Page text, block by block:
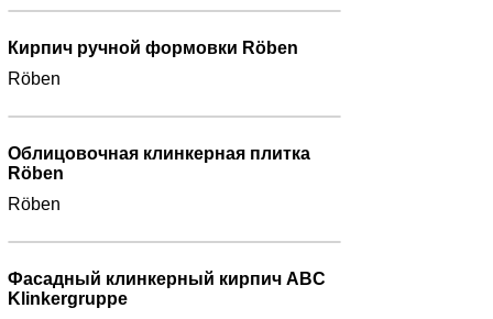
Кирпич ручной формовки Röben
Röben
Облицовочная клинкерная плитка
Röben
Röben
Фасадный клинкерный кирпич ABC
Klinkergruppe